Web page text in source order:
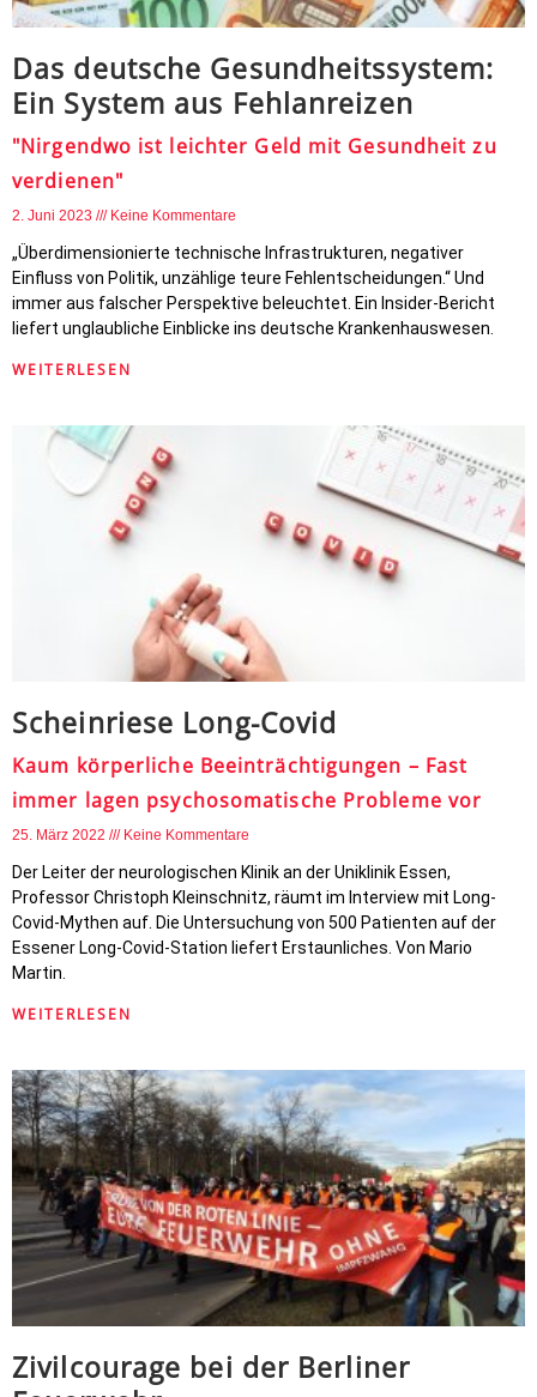
Das deutsche Gesundheitssystem:
Ein System aus Fehlanreizen
"Nirgendwo ist leichter Geld mit Gesundheit zu
verdienen"
2. Juni 2023 Keine Kommentare
„Überdimensionierte technische Infrastrukturen, negativer
Einfluss von Politik, unzählige teure Fehlentscheidungen.“ Und
immer aus falscher Perspektive beleuchtet. Ein Insider-Bericht
liefert unglaubliche Einblicke ins deutsche Krankenhauswesen.
WEITERLESEN
Scheinriese Long-Covid
Kaum körperliche Beeinträchtigungen – Fast
immer lagen psychosomatische Probleme vor
25. März 2022 Keine Kommentare
Der Leiter der neurologischen Klinik an der Uniklinik Essen,
Professor Christoph Kleinschnitz, räumt im Interview mit Long-
Covid-Mythen auf. Die Untersuchung von 500 Patienten auf der
Essener Long-Covid-Station liefert Erstaunliches. Von Mario
Martin.
WEITERLESEN
Zivilcourage bei der Berliner